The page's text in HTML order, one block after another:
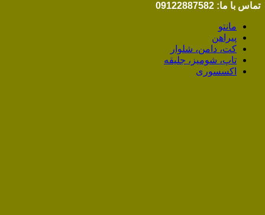
تماس با ما: 09122887582
مانتو
پیراهن
کت، دامن، شلوار
تاپ، شومیز، جلیقه
اکسسوری